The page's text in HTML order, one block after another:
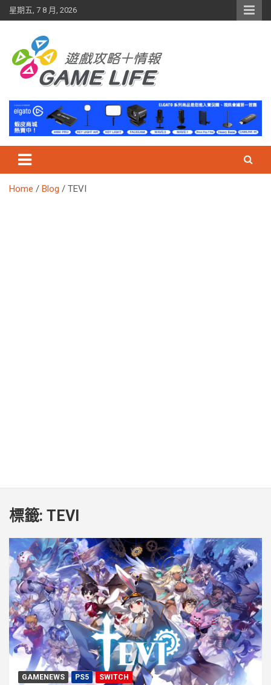
Skip
to
星期五, 7 8 月, 2026
Home Blog TEVI
標籤: TEVI
GAMENEWS PS5 SWITCH